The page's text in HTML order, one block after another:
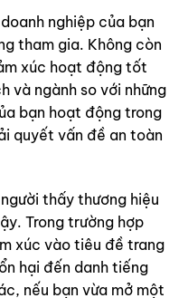
nghiệp của bạn
tham gia. Không còn
xúc hoạt động tốt
và ngành so với những
bạn hoạt động trong
quyết vấn đề an toàn
thấy thương hiệu
Trong trường hợp
xúc vào tiêu đề trang
hại đến danh tiếng
nếu bạn vừa mở một